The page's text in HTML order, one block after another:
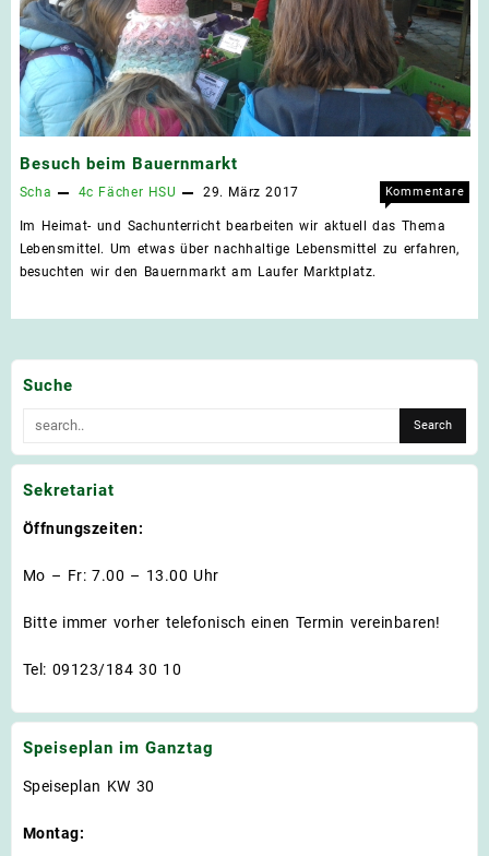
Besuch beim Bauernmarkt
Scha 4c Fächer HSU 29. März 2017
Kommentare
beim
Im Heimat- und Sachunterricht bearbeiten wir aktuell das Thema
Lebensmittel. Um etwas über nachhaltige Lebensmittel zu erfahren,
besuchten wir den Bauernmarkt am Laufer Marktplatz.
Suche
Sekretariat
Öffnungszeiten:
Mo – Fr: 7.00 – 13.00 Uhr
Bitte immer vorher telefonisch einen Termin vereinbaren!
Tel: 09123/184 30 10
Speiseplan im Ganztag
Speiseplan KW 30
Montag: